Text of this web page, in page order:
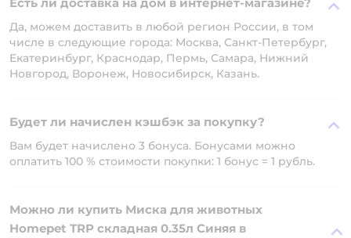
Да, можем доставить в любой регион России, в том
числе в следующие города: Москва, Санкт-Петербург,
Екатеринбург, Краснодар, Пермь, Самара, Нижний
Новгород, Воронеж, Новосибирск, Казань.
Будет ли начислен кэшбэк за покупку?
Вам будет начислено 3 бонуса. Бонусами можно
оплатить 100 % стоимости покупки: 1 бонус = 1 рубль.
Можно ли купить Миска для животных
Homepet TRP складная 0.35л Синяя в